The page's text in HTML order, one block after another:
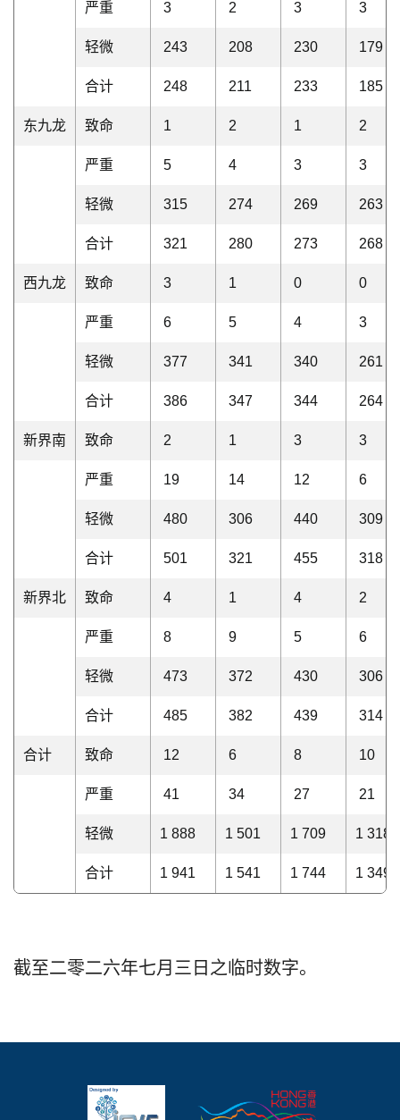
严重 3 2 3 3
轻微 243 208 230 179
合计 248 211 233 185
东九龙 致命 1 2 1 2
严重 5 4 3 3
轻微 315 274 269 263
合计 321 280 273 268
西九龙 致命 3 1 0 0
严重 6 5 4 3
轻微 377 341 340 261
合计 386 347 344 264
新界南 致命 2 1 3 3
严重 19 14 12 6
轻微 480 306 440 309
合计 501 321 455 318
新界北 致命 4 1 4 2
严重 8 9 5 6
轻微 473 372 430 306
合计 485 382 439 314
合计 致命 12 6 8 10
严重 41 34 27 21
轻微 1 888 1 501 1 709 1
合计 1 941 1 541 1 744 1
截至二零二六年七月三日之临时数字。